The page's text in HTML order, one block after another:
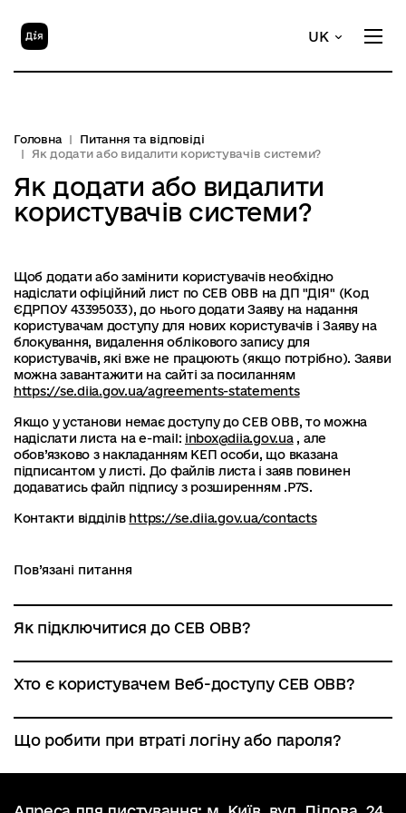
UK
Головна
Питання та відповіді
Як додати або видалити користувачів системи?
Як додати або видалити
користувачів системи?
Щоб додати або замінити користувачів необхідно
надіслати офіційний лист по СЕВ ОВВ на ДП "ДІЯ" (Код
ЄДРПОУ 43395033), до нього додати Заяву на надання
користувачам доступу для нових користувачів і Заяву на
блокування, видалення облікового запису для
користувачів, які вже не працюють (якщо потрібно). Заяви
можна завантажити на сайті за посиланням
https://se.diia.gov.ua/agreements-statements
Якщо у установи немає доступу до СЕВ ОВВ, то можна
надіслати листа на e-mail: inbox@diia.gov.ua, але
обов’язково з накладанням КЕП особи, що вказана
підписантом у листі. До файлів листа і заяв повинен
додаватись файл підпису з розширенням .P7S.
Контакти відділів https://se.diia.gov.ua/contacts
Пов’язані питання
Як підключитися до СЕВ ОВВ?
Хто є користувачем Веб-доступу СЕВ ОВВ?
Що робити при втраті логіну або пароля?